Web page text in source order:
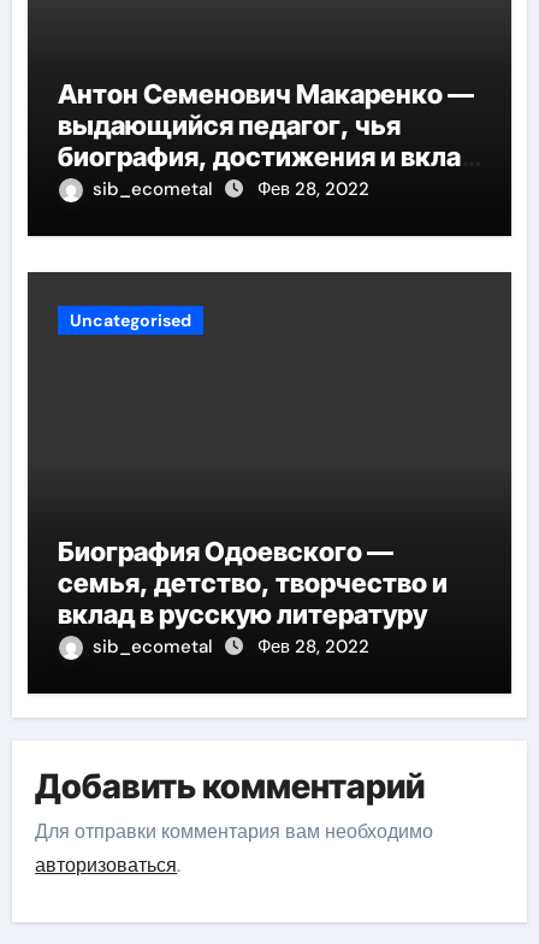
Антон Семенович Макаренко —
выдающийся педагог, чья
биография, достижения и вклад
в педагогику оказывают
sib_ecometal Фев 28, 2022
Uncategorised
Биография Одоевского —
семья, детство, творчество и
вклад в русскую литературу
sib_ecometal Фев 28, 2022
Добавить комментарий
Для отправки комментария вам необходимо
авторизоваться.